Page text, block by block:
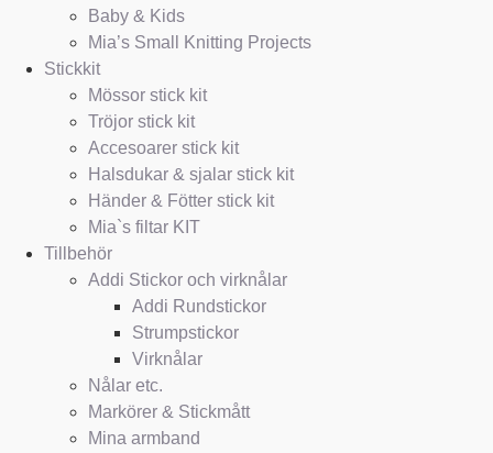
Baby & Kids
Mia’s Small Knitting Projects
Stickkit
Mössor stick kit
Tröjor stick kit
Accesoarer stick kit
Halsdukar & sjalar stick kit
Händer & Fötter stick kit
Mia`s filtar KIT
Tillbehör
Addi Stickor och virknålar
Addi Rundstickor
Strumpstickor
Virknålar
Nålar etc.
Markörer & Stickmått
Mina armband